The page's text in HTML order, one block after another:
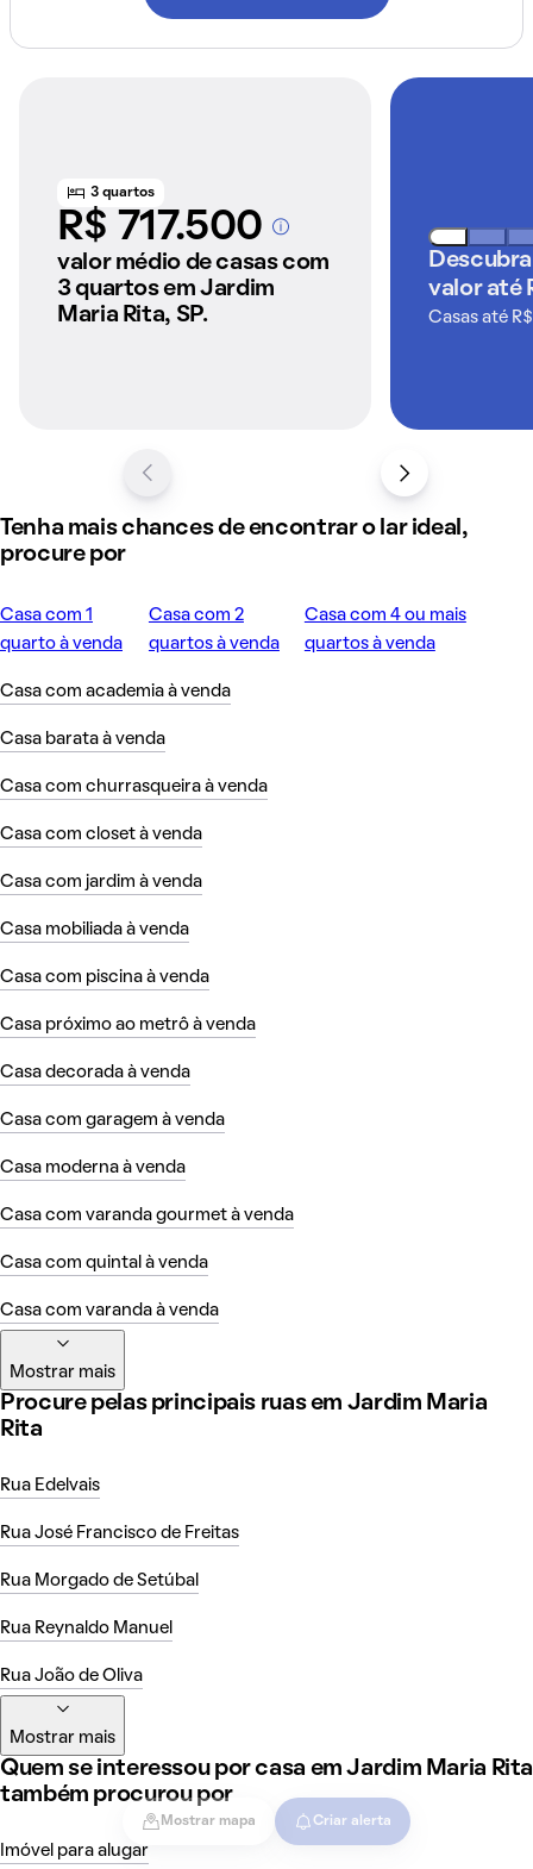
Mostrar mapa Criar alerta
3 quartos
R$ 717.500A partir dos imóveis
anunciados pelo
valor médio de casas com
3 quartos em Jardim
Maria Rita, SP.
valor até
Casas até
Tenha mais chances de encontrar o lar ideal,
procure por
Casa com 1
quarto à venda
Casa com 2
quartos à venda
Casa com 4 ou mais
quartos à venda
Casa com academia à venda
Casa barata à venda
Casa com churrasqueira à venda
Casa com closet à venda
Casa com jardim à venda
Casa mobiliada à venda
Casa com piscina à venda
Casa próximo ao metrô à venda
Casa decorada à venda
Casa com garagem à venda
Casa moderna à venda
Casa com varanda gourmet à venda
Casa com quintal à venda
Casa com varanda à venda
Mostrar mais
Procure pelas principais ruas em Jardim Maria
Rita
Rua Edelvais
Rua José Francisco de Freitas
Rua Morgado de Setúbal
Rua Reynaldo Manuel
Rua João de Oliva
Mostrar mais
Quem se interessou por casa em Jardim Maria Rita
também procurou por
Imóvel para alugar